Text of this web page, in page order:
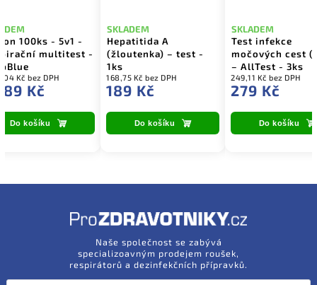
100ks - 5v1 -
multitest -
Kč bez DPH
Kč
Do košíku
Hepatitida A
(žloutenka) – test -
1ks
SKLADEM
168,75 Kč bez DPH
189 Kč
Do košíku
Test infekce
močových cest
– AllTest - 3ks
SKLADEM
249,11 Kč bez DPH
279 Kč
Do košíku
Naše společnost se zabývá
specializoavným prodejem roušek,
respirátorů a dezinfekčních přípravků.